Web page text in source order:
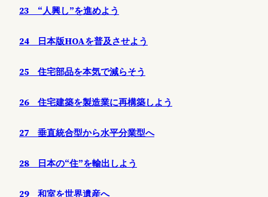
23 “人興し”を進めよう
24 日本版HOAを普及させよう
25 住宅部品を本気で減らそう
26 住宅建築を製造業に再構築しよう
27 垂直統合型から水平分業型へ
28 日本の“住”を輸出しよう
29 和室を世界遺産へ